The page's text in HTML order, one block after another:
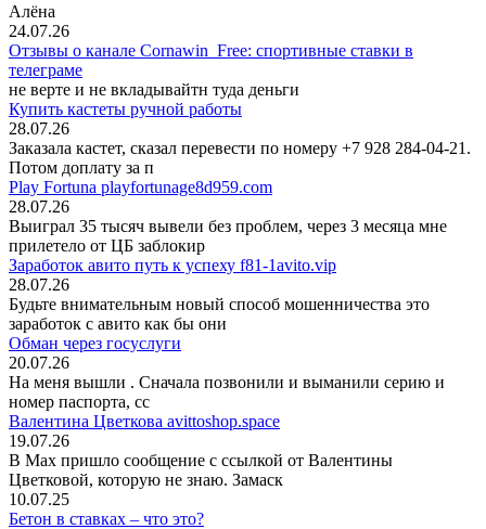
Алёна
24.07.26
Отзывы о канале Cornawin_Free: спортивные ставки в
телеграме
не верте и не вкладывайтн туда деньги
Купить кастеты ручной работы
28.07.26
Заказала кастет, сказал перевести по номеру +7 928 284-04-21.
Потом доплату за п
Play Fortuna playfortunage8d959.com
28.07.26
Выиграл 35 тысяч вывели без проблем, через 3 месяца мне
прилетело от ЦБ заблокир
Заработок авито путь к успеху f81-1avito.vip
28.07.26
Будьте внимательным новый способ мошенничества это
заработок с авито как бы они
Обман через госуслуги
20.07.26
На меня вышли . Сначала позвонили и выманили серию и
номер паспорта, сс
Валентина Цветкова avittoshop.space
19.07.26
В Мах пришло сообщение с ссылкой от Валентины
Цветковой, которую не знаю. Замаск
10.07.25
Бетон в ставках – что это?